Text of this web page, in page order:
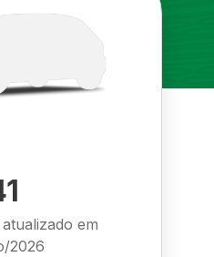
em
2026